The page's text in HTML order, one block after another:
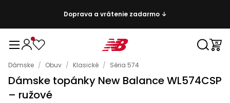
Doprava a vrátenie zadarmo ↓
Dámske / Obuv / Klasické / Séria 574
Dámske topánky New Balance WL574CSP
– ružové